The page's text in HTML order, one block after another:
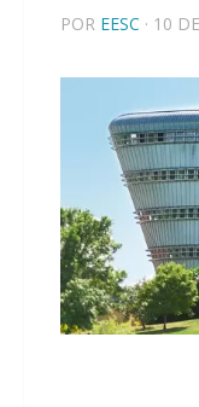
POR EESC · 10